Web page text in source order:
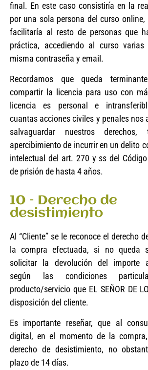
final. En este caso consistiría en la
por una sola persona del curso online,
facilitaría al resto de personas que
práctica, accediendo al curso
misma contraseña y email.
Recordamos que queda
compartir la licencia para uso con
licencia es personal e
cuantas acciones civiles y penales nos
salvaguardar nuestros
apercibimiento de incurrir en un delito
intelectual del art. 270 y ss del
de prisión de hasta 4 años.
10 – Derecho de
desistimiento
Al “Cliente” se le reconoce el derecho
la compra efectuada, si no queda
solicitar la devolución del importe
según las condiciones
producto/servicio que EL SEÑOR DE
disposición del cliente.
Es importante reseñar, que al
digital, en el momento de la
derecho de desistimiento, no
plazo de 14 días.